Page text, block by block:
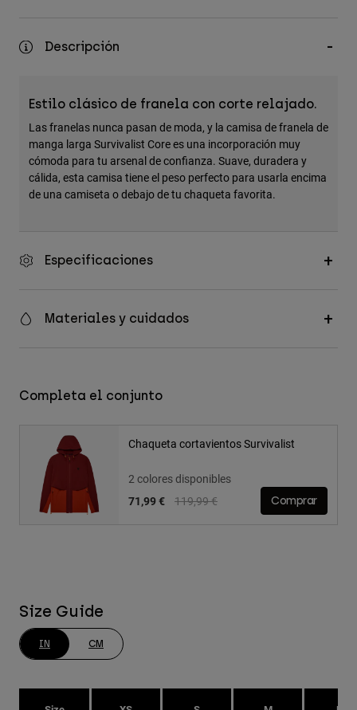
Ver Todo
Gorras y Gorros
Ver todo
Descripción
Estilo clásico de franela con corte relajado.
Las franelas nunca pasan de moda, y la camisa de franela de
manga larga Survivalist Core es una incorporación muy
cómoda para tu arsenal de confianza. Suave, duradera y
cálida, esta camisa tiene el peso perfecto para usarla encima
de una camiseta o debajo de tu chaqueta favorita.
Especificaciones
Materiales y cuidados
Completa el conjunto
Chaqueta cortavientos Survivalist
2 colores disponibles
Price reduced from
119,99 €to
71,99 € Comprar
Size Guide
IN CM